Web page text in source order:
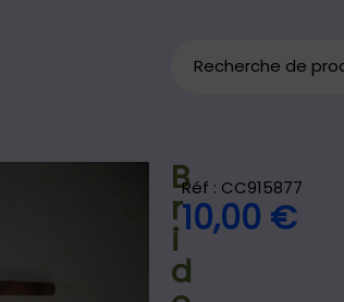
B
r
i
d
Réf : CC915877
10,00 €